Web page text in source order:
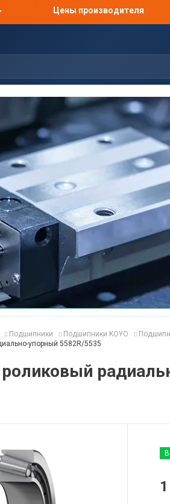
Цены производителя
Подшипники Подшипники KOYO
упорный 5582R/5535
1